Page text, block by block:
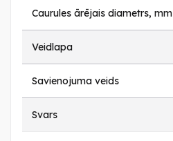
Caurules ārējais diametrs, mm
Veidlapa
Savienojuma veids
Svars